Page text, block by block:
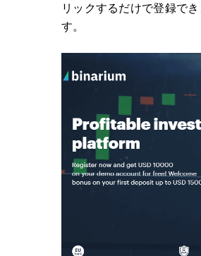
リックするだけで登録で
す。